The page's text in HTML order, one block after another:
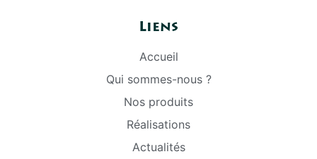
Liens
Accueil
Qui sommes-nous ?
Nos produits
Réalisations
Actualités